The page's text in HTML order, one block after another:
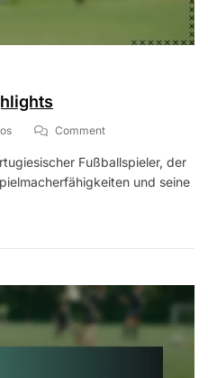
CommentOn
Costa:
Karriere-
Fußballspieler, der
und seine